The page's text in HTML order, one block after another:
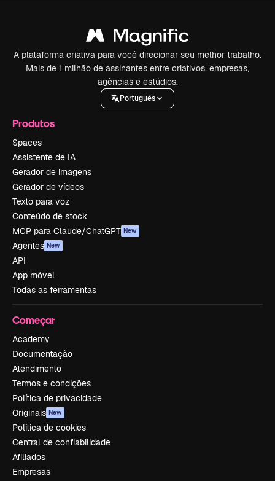
A plataforma criativa para você direcionar seu melhor trabalho.
Mais de 1 milhão de assinantes entre criativos, empresas,
agências e estúdios.
Português
Produtos
Spaces
Assistente de IA
Gerador de imagens
Gerador de vídeos
Texto para voz
Conteúdo de stock
MCP para Claude/ChatGPT New
Agentes New
API
App móvel
Todas as ferramentas
Começar
Academy
Documentação
Atendimento
Termos e condições
Política de privacidade
Originais New
Política de cookies
Central de confiabilidade
Afiliados
Empresas